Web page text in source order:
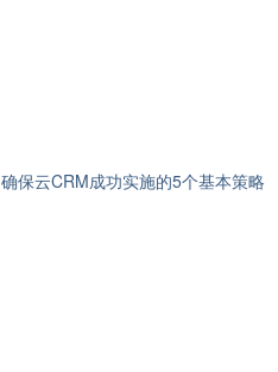
确保云CRM成功实施的5个基本策略